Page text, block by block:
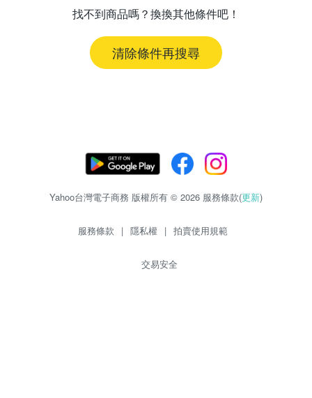
找不到商品嗎？換換其他條件吧！
清除條件再搜尋
Yahoo台灣電子商務 版權所有 © 2026 服務條款(更新)
服務條款 | 隱私權 | 拍賣使用規範
交易安全